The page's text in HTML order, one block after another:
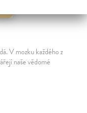
V mozku každého z
naše vědomé